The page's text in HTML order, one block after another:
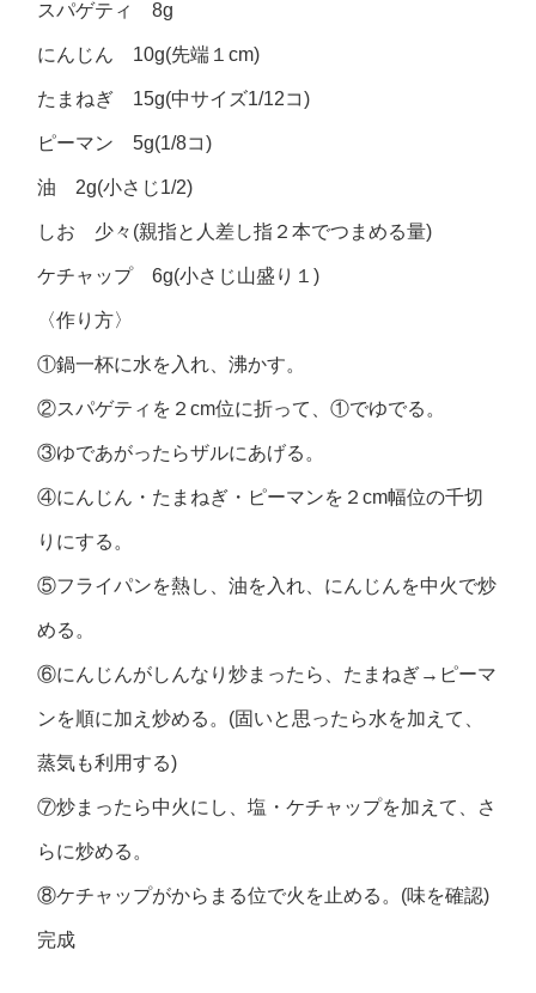
スパゲティ 8g
にんじん 10g(先端１cm)
たまねぎ 15g(中サイズ1/12コ)
ピーマン 5g(1/8コ)
油 2g(小さじ1/2)
しお 少々(親指と人差し指２本でつまめる量)
ケチャップ 6g(小さじ山盛り１)
〈作り方〉
①鍋一杯に水を入れ、沸かす。
②スパゲティを２cm位に折って、①でゆでる。
③ゆであがったらザルにあげる。
④にんじん・たまねぎ・ピーマンを２cm幅位の千切
りにする。
⑤フライパンを熱し、油を入れ、にんじんを中火で炒
める。
⑥にんじんがしんなり炒まったら、たまねぎ→ピーマ
ンを順に加え炒める。(固いと思ったら水を加えて、
蒸気も利用する)
⑦炒まったら中火にし、塩・ケチャップを加えて、さ
らに炒める。
⑧ケチャップがからまる位で火を止める。(味を確認)
完成